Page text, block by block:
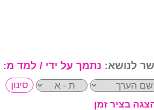
נתמך על ידי / למד מ:
בציר זמן